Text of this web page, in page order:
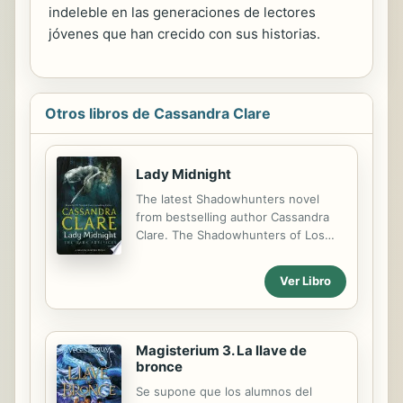
indeleble en las generaciones de lectores
jóvenes que han crecido con sus historias.
Otros libros de Cassandra Clare
Lady Midnight
The latest Shadowhunters novel
from bestselling author Cassandra
Clare. The Shadowhunters of Los
Cassandra Clare's newest series,
The Dark Artifices, a sequel to the
internationally bestselling Mortal
years since the events of City of
Heavenly Fire that brought the
oblivion. Emma Carstairs is no longer
Ver Libro
Magisterium 3. La llave de
bronce
Se supone que los alumnos del